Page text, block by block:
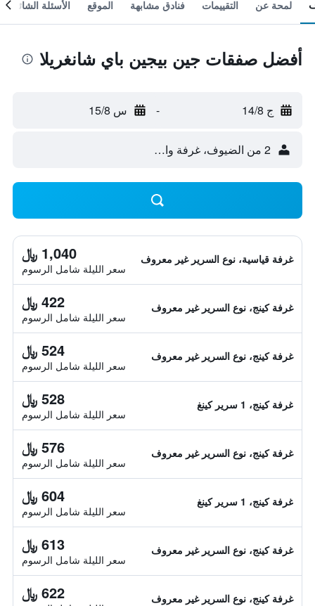
لمحة عن التقييمات فنادق مشابهة الموقع الأسئلة الشائعة
أفضل صفقات جين بيجين باي شانغريلا
ج 14/8 - س 15/8
2 من الضيوف، غرفة واحدة
غرفة قياسية، نوع السرير غير معروف 1,040 ﷼
سعر الليلة شامل الرسوم
غرفة كينج، نوع السرير غير معروف 422 ﷼
سعر الليلة شامل الرسوم
غرفة كينج، نوع السرير غير معروف 524 ﷼
سعر الليلة شامل الرسوم
غرفة كينج، 1 سرير كينغ 528 ﷼
سعر الليلة شامل الرسوم
غرفة كينج، نوع السرير غير معروف 576 ﷼
سعر الليلة شامل الرسوم
غرفة كينج، 1 سرير كينغ 604 ﷼
سعر الليلة شامل الرسوم
غرفة كينج، نوع السرير غير معروف 613 ﷼
سعر الليلة شامل الرسوم
غرفة كينج، نوع السرير غير معروف 622 ﷼